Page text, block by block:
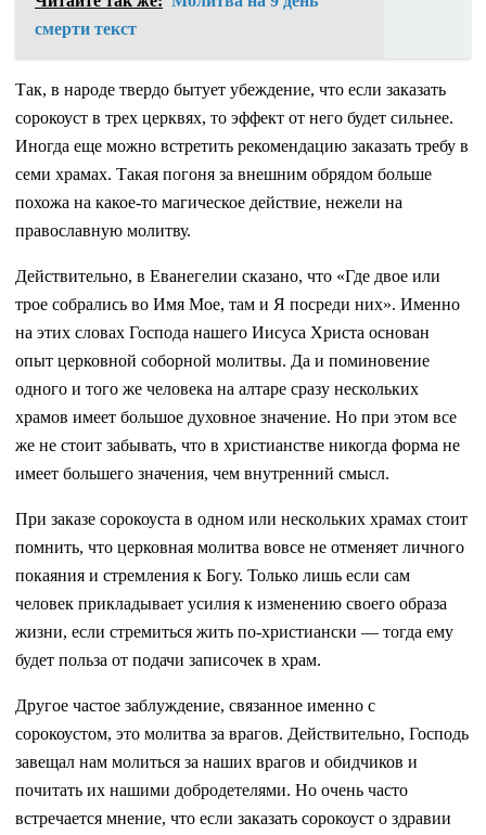
смерти текст
Так, в народе твердо бытует убеждение, что если заказать
сорокоуст в трех церквях, то эффект от него будет сильнее.
Иногда еще можно встретить рекомендацию заказать требу в
семи храмах. Такая погоня за внешним обрядом больше
похожа на какое-то магическое действие, нежели на
православную молитву.
Действительно, в Еванегелии сказано, что «Где двое или
трое собрались во Имя Мое, там и Я посреди них». Именно
на этих словах Господа нашего Иисуса Христа основан
опыт церковной соборной молитвы. Да и поминовение
одного и того же человека на алтаре сразу нескольких
храмов имеет большое духовное значение. Но при этом все
же не стоит забывать, что в христианстве никогда форма не
имеет большего значения, чем внутренний смысл.
При заказе сорокоуста в одном или нескольких храмах стоит
помнить, что церковная молитва вовсе не отменяет личного
покаяния и стремления к Богу. Только лишь если сам
человек прикладывает усилия к изменению своего образа
жизни, если стремиться жить по-христиански — тогда ему
будет польза от подачи записочек в храм.
Другое частое заблуждение, связанное именно с
сорокоустом, это молитва за врагов. Действительно, Господь
завещал нам молиться за наших врагов и обидчиков и
почитать их нашими добродетелями. Но очень часто
встречается мнение, что если заказать сорокоуст о здравии